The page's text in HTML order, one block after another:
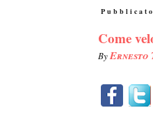
Come
ByErnesto